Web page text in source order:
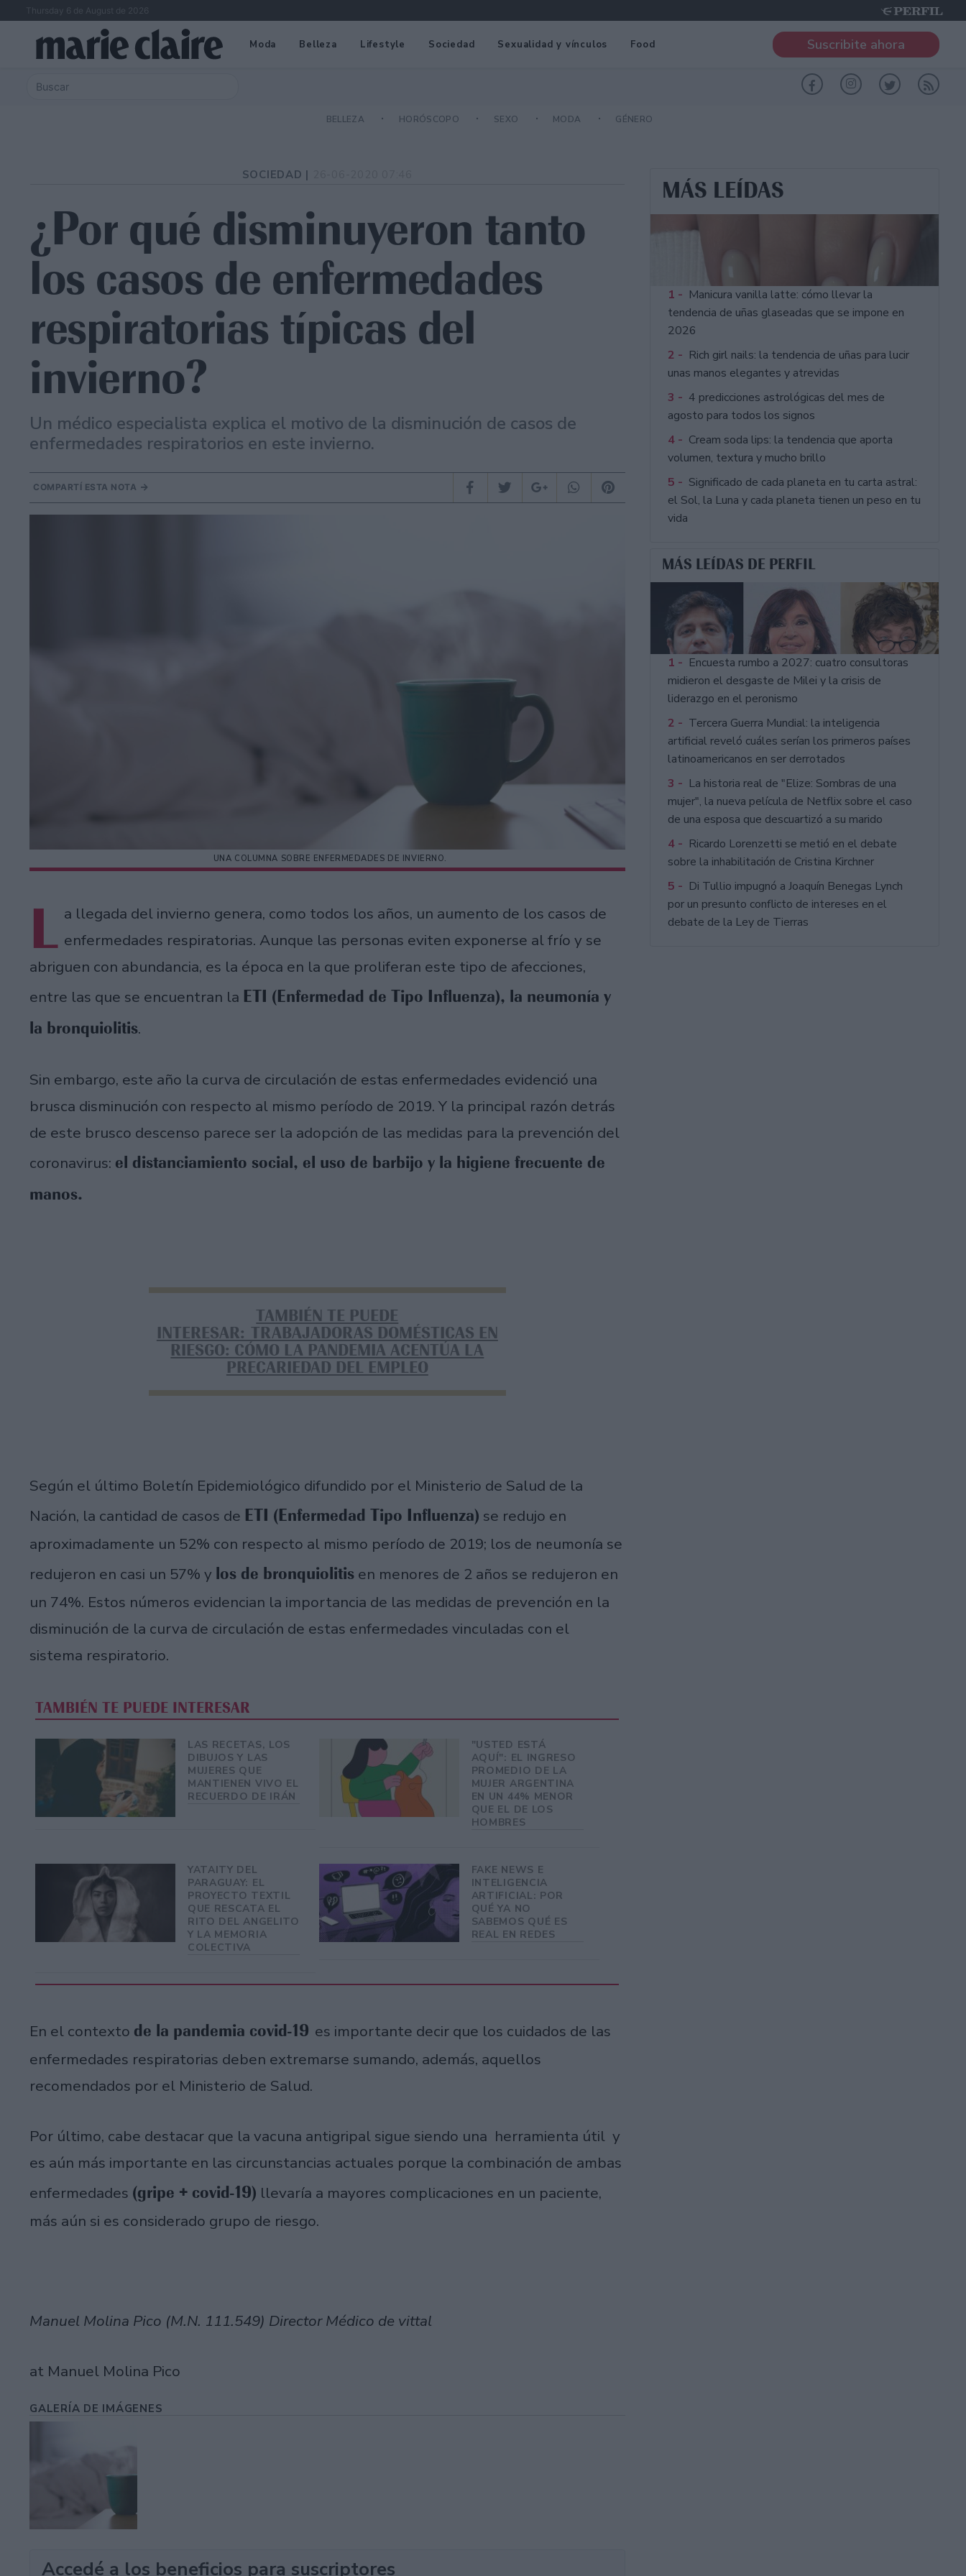
Thursday 6 de August de 2026
Moda Belleza Lifestyle Sociedad Sexualidad y vínculos Food Suscribite ahora
BELLEZA HORÓSCOPO SEXO MODA GÉNERO
SOCIEDAD |
¿Por qué disminuyeron tanto
los casos de enfermedades
respiratorias típicas del
invierno?
Un médico especialista explica el motivo de la disminución de casos de
enfermedades respiratorios en este invierno.
COMPARTÍ ESTA NOTA
UNA COLUMNA SOBRE ENFERMEDADES DE INVIERNO.
L a llegada del invierno genera, como todos los años, un aumento de los casos de
enfermedades respiratorias. Aunque las personas eviten exponerse al frío y se
abriguen con abundancia, es la época en la que proliferan este tipo de afecciones,
entre las que se encuentran la ETI (Enfermedad de Tipo Influenza), la neumonía y
la bronquiolitis.
Sin embargo, este año la curva de circulación de estas enfermedades evidenció una
brusca disminución con respecto al mismo período de 2019. Y la principal razón detrás
de este brusco descenso parece ser la adopción de las medidas para la prevención del
coronavirus: el distanciamiento social, el uso de barbijo y la higiene frecuente de
manos.
TAMBIÉN TE PUEDE
INTERESAR: TRABAJADORAS DOMÉSTICAS EN
RIESGO: CÓMO LA PANDEMIA ACENTÚA LA
PRECARIEDAD DEL EMPLEO
Según el último Boletín Epidemiológico difundido por el Ministerio de Salud de la
Nación, la cantidad de casos de ETI (Enfermedad Tipo Influenza) se redujo en
aproximadamente un 52% con respecto al mismo período de 2019; los de neumonía se
redujeron en casi un 57% y los de bronquiolitis en menores de 2 años se redujeron en
un 74%. Estos números evidencian la importancia de las medidas de prevención en la
disminución de la curva de circulación de estas enfermedades vinculadas con el
sistema respiratorio.
TAMBIÉN TE PUEDE INTERESAR
LAS RECETAS, LOS
DIBUJOS Y LAS
MUJERES QUE
MANTIENEN VIVO EL
RECUERDO DE IRÁN
"USTED ESTÁ
AQUÍ": EL INGRESO
PROMEDIO DE LA
MUJER ARGENTINA
EN UN 44% MENOR
QUE EL DE LOS
HOMBRES
YATAITY DEL
PARAGUAY: EL
PROYECTO TEXTIL
QUE RESCATA EL
RITO DEL ANGELITO
Y LA MEMORIA
COLECTIVA
FAKE NEWS E
INTELIGENCIA
ARTIFICIAL: POR
QUÉ YA NO
SABEMOS QUÉ ES
REAL EN REDES
En el contexto de la pandemia covid-19 es importante decir que los cuidados de las
enfermedades respiratorias deben extremarse sumando, además, aquellos
recomendados por el Ministerio de Salud.
Por último, cabe destacar que la vacuna antigripal sigue siendo una herramienta útil y
es aún más importante en las circunstancias actuales porque la combinación de ambas
enfermedades (gripe + covid-19) llevaría a mayores complicaciones en un paciente,
más aún si es considerado grupo de riesgo.
Manuel Molina Pico (M.N. 111.549) Director Médico de vittal
at Manuel Molina Pico
GALERÍA DE IMÁGENES
Accedé a los beneficios para suscriptores
MÁS LEÍDAS
1 - Manicura vanilla latte: cómo llevar la
tendencia de uñas glaseadas que se impone en
2026
2 - Rich girl nails: la tendencia de uñas para lucir
unas manos elegantes y atrevidas
3 - 4 predicciones astrológicas del mes de
agosto para todos los signos
4 - Cream soda lips: la tendencia que aporta
volumen, textura y mucho brillo
5 - Significado de cada planeta en tu carta astral:
el Sol, la Luna y cada planeta tienen un peso en tu
vida
MÁS LEÍDAS DE PERFIL
1 - Encuesta rumbo a 2027: cuatro consultoras
midieron el desgaste de Milei y la crisis de
liderazgo en el peronismo
2 - Tercera Guerra Mundial: la inteligencia
artificial reveló cuáles serían los primeros países
latinoamericanos en ser derrotados
3 - La historia real de "Elize: Sombras de una
mujer", la nueva película de Netflix sobre el caso
de una esposa que descuartizó a su marido
4 - Ricardo Lorenzetti se metió en el debate
sobre la inhabilitación de Cristina Kirchner
5 - Di Tullio impugnó a Joaquín Benegas Lynch
por un presunto conflicto de intereses en el
debate de la Ley de Tierras